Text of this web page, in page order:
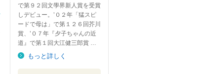
で第９２回文學界新人賞を受賞
しデビュー。’０２年「猛スピ
ードで母は」で第１２６回芥川
賞、’０７年『夕子ちゃんの近
道』で第１回大江健三郎賞 …
もっと詳しく